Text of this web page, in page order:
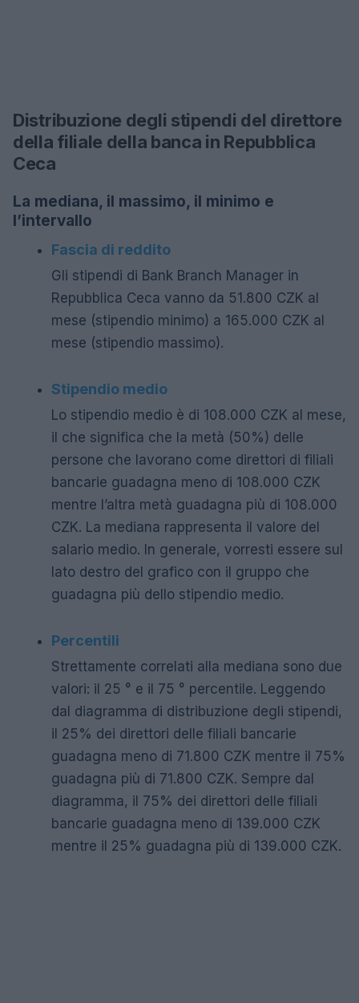
Distribuzione degli stipendi del direttore
della filiale della banca in Repubblica
Ceca
La mediana, il massimo, il minimo e
l’intervallo
Fascia di reddito
Gli stipendi di Bank Branch Manager in
Repubblica Ceca vanno da 51.800 CZK al
mese (stipendio minimo) a 165.000 CZK al
mese (stipendio massimo).
Stipendio medio
Lo stipendio medio è di 108.000 CZK al mese,
il che significa che la metà (50%) delle
persone che lavorano come direttori di filiali
bancarie guadagna meno di 108.000 CZK
mentre l’altra metà guadagna più di 108.000
CZK. La mediana rappresenta il valore del
salario medio. In generale, vorresti essere sul
lato destro del grafico con il gruppo che
guadagna più dello stipendio medio.
Percentili
Strettamente correlati alla mediana sono due
valori: il 25 ° e il 75 ° percentile. Leggendo
dal diagramma di distribuzione degli stipendi,
il 25% dei direttori delle filiali bancarie
guadagna meno di 71.800 CZK mentre il 75%
guadagna più di 71.800 CZK. Sempre dal
diagramma, il 75% dei direttori delle filiali
bancarie guadagna meno di 139.000 CZK
mentre il 25% guadagna più di 139.000 CZK.